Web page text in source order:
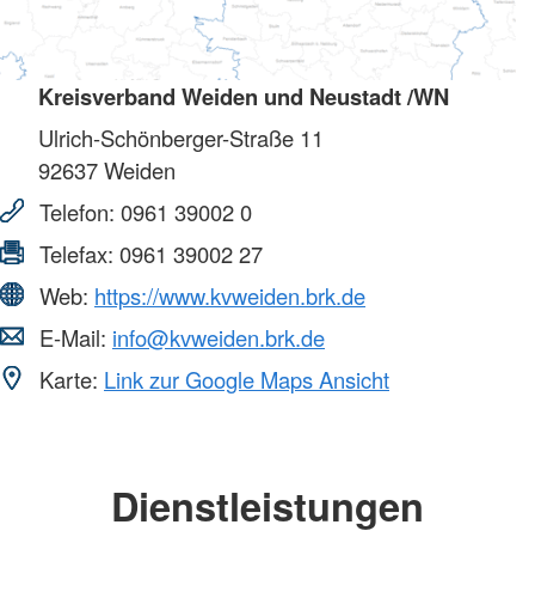
Kreisverband Weiden und Neustadt /WN
Ulrich-Schönberger-Straße 11
92637Weiden
Telefon: 0961 39002 0
Telefax: 0961 39002 27
Web: https://www.kvweiden.brk.de
E-Mail: info@kvweiden.brk.de
Karte: Link zur Google Maps Ansicht
Dienstleistungen